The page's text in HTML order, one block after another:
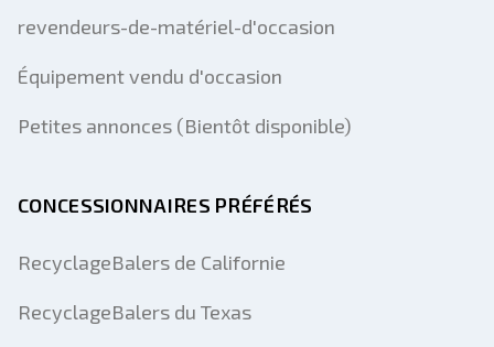
revendeurs-de-matériel-d'occasion
Équipement vendu d'occasion
Petites annonces (Bientôt disponible)
CONCESSIONNAIRES PRÉFÉRÉS
RecyclageBalers de Californie
RecyclageBalers du Texas